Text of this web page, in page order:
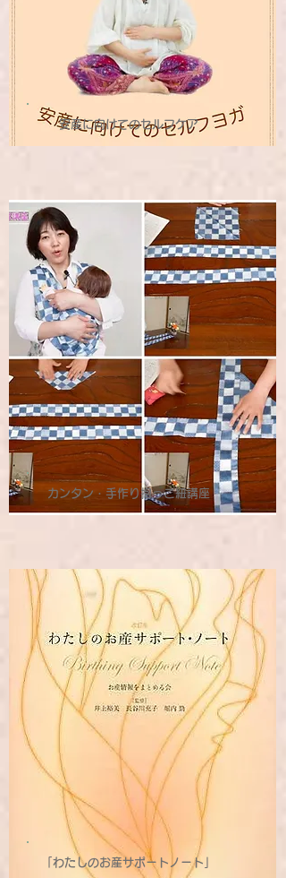
安産に向けてのセルフケア
カンタン・手作り抱っこ紐講座
「わたしのお産サポートノート」